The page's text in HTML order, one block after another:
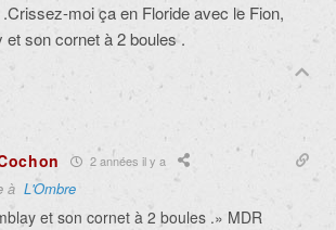
moi ça en Floride avec le Fion,
et son cornet à 2 boules .
2 années il y a
à L'Ombre
et son cornet à 2 boules .» MDR